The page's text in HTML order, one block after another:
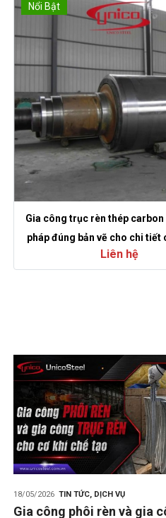
Nổi Bật
Gia công trục rèn thép carbon
pháp đúng bản vẽ cho chi tiết
tải
Liên hệ
18/05/2026 TIN TỨC, DỊCH VỤ
Gia công phôi rèn và gia